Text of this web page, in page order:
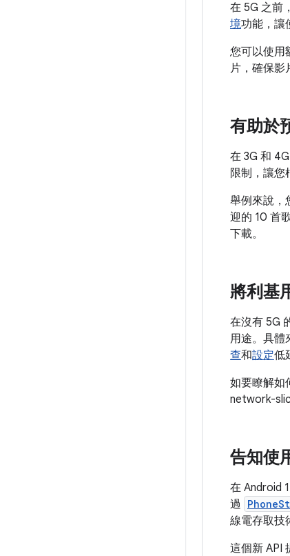
在 5G 之前
境功能，讓
您可以使用
片，確保影
有助於
在 3G 和
限制，讓您
舉例來說，
迎的 10 首
下載。
將利基
在沒有 5G
用途。具體
查和設定低
如要瞭解如
network-
告知使
在 Android
過
線電存取技
這個新 API